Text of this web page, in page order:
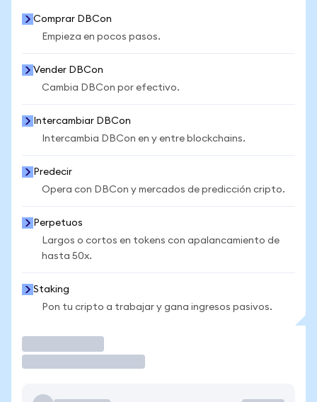
Comprar DBCon
Empieza en pocos pasos.
Vender DBCon
Cambia DBCon por efectivo.
Intercambiar DBCon
Intercambia DBCon en y entre blockchains.
Predecir
Opera con DBCon y mercados de predicción cripto.
Perpetuos
Largos o cortos en tokens con apalancamiento de
hasta 50x.
Staking
Pon tu cripto a trabajar y gana ingresos pasivos.